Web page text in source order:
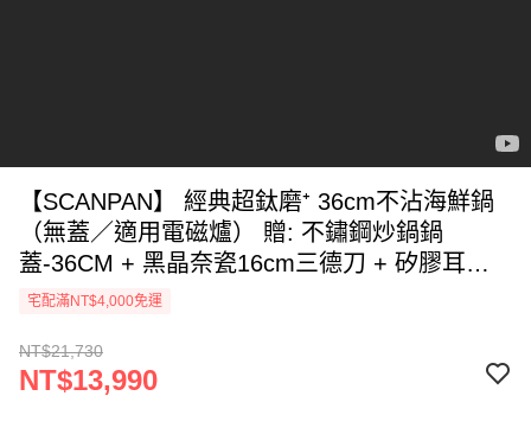
【SCANPAN】 經典超鈦磨⁺ 36cm不沾海鮮鍋
（無蓋／適用電磁爐） 贈: 不鏽鋼炒鍋鍋
蓋-36CM + 黑晶奈瓷16cm三德刀 + 矽膠耳套(2
入) + 耐熱尼龍長夾
宅配滿NT$4,000免運
NT$21,730
NT$13,990